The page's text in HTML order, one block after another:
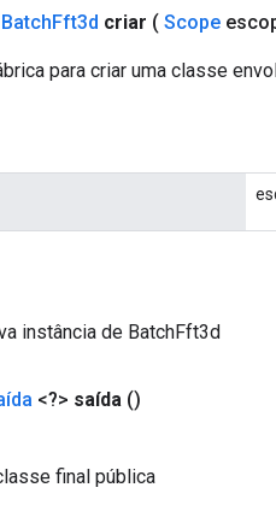
BatchFft3d criar ( Scope
para criar uma classe
instância de BatchFft3d
<?> saída ()
final pública